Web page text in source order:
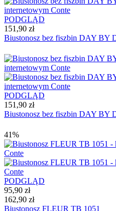
PODGLĄD
151,90 zł
Biustonosz bez fiszbin DAY BY
PODGLĄD
151,90 zł
Biustonosz bez fiszbin DAY BY
41%
PODGLĄD
95,90 zł
162,90 zł
Biustonosz FLEUR TB 1051